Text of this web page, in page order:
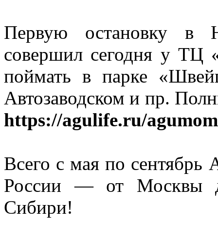
Первую остановку в
совершил сегодня у ТЦ
поймать в парке
Автозаводском и пр.
https://agulife.ru/
Всего с мая по сентябрь
России — от Москвы
Сибири!